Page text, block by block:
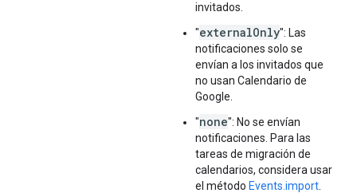
invitados.
"externalOnly": Las
notificaciones solo se
envían a los invitados que
no usan Calendario de
Google.
"none": No se envían
notificaciones. Para las
tareas de migración de
calendarios, considera usar
el método Events.import